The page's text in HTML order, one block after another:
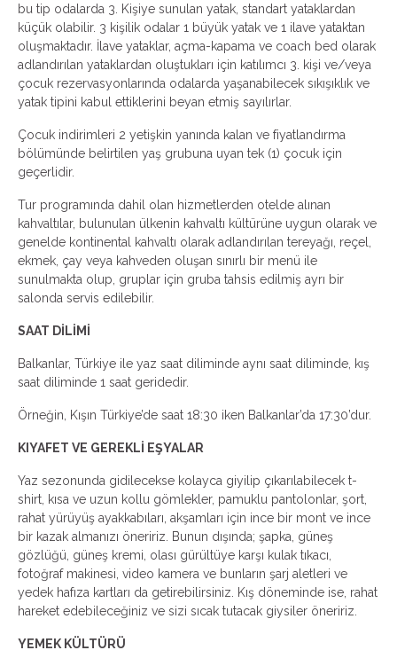
bu tip odalarda 3. Kişiye sunulan yatak, standart yataklardan
küçük olabilir. 3 kişilik odalar 1 büyük yatak ve 1 ilave yataktan
oluşmaktadır. İlave yataklar, açma-kapama ve coach bed olarak
adlandırılan yataklardan oluştukları için katılımcı 3. kişi ve/veya
çocuk rezervasyonlarında odalarda yaşanabilecek sıkışıklık ve
yatak tipini kabul ettiklerini beyan etmiş sayılırlar.
Çocuk indirimleri 2 yetişkin yanında kalan ve fiyatlandırma
bölümünde belirtilen yaş grubuna uyan tek (1) çocuk için
geçerlidir.
Tur programında dahil olan hizmetlerden otelde alınan
kahvaltılar, bulunulan ülkenin kahvaltı kültürüne uygun olarak ve
genelde kontinental kahvaltı olarak adlandırılan tereyağı, reçel,
ekmek, çay veya kahveden oluşan sınırlı bir menü ile
sunulmakta olup, gruplar için gruba tahsis edilmiş ayrı bir
salonda servis edilebilir.
SAAT DİLİMİ
Balkanlar, Türkiye ile yaz saat diliminde aynı saat diliminde, kış
saat diliminde 1 saat geridedir.
Örneğin, Kışın Türkiye’de saat 18:30 iken Balkanlar’da 17:30’dur.
KIYAFET VE GEREKLİ EŞYALAR
Yaz sezonunda gidilecekse kolayca giyilip çıkarılabilecek t-
shirt, kısa ve uzun kollu gömlekler, pamuklu pantolonlar, şort,
rahat yürüyüş ayakkabıları, akşamları için ince bir mont ve ince
bir kazak almanızı öneririz. Bunun dışında; şapka, güneş
gözlüğü, güneş kremi, olası gürültüye karşı kulak tıkacı,
fotoğraf makinesi, video kamera ve bunların şarj aletleri ve
yedek hafıza kartları da getirebilirsiniz. Kış döneminde ise, rahat
hareket edebileceğiniz ve sizi sıcak tutacak giysiler öneririz.
YEMEK KÜLTÜRÜ